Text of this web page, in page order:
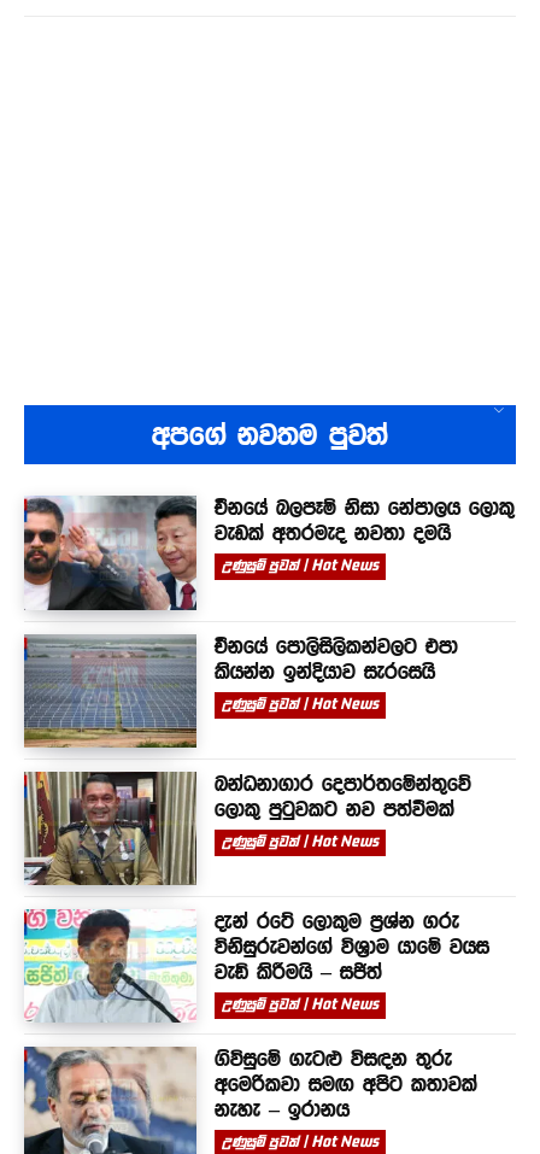
අපගේ නවතම පුවත්
චීනයේ බලපෑම් නිසා නේපාලය ලොකු
වැඩක් අතරමැද නවතා දමයි
උණුසුම් පුවත් | Hot News
චීනයේ පොලිසිලිකන්වලට එපා
කියන්න ඉන්දියාව සැරසෙයි
උණුසුම් පුවත් | Hot News
බන්ධනාගාර දෙපාර්තමේන්තුවේ
ලොකු පුටුවකට නව පත්වීමක්
උණුසුම් පුවත් | Hot News
දැන් රටේ ලොකුම ප්‍රශ්න ගරු
විනිසුරුවන්ගේ විශ්‍රාම යාමේ වයස
වැඩි කිරීමයි – සජිත්
උණුසුම් පුවත් | Hot News
ගිවිසුමේ ගැටළු විසඳන තුරු
අමෙරිකවා සමඟ අපිට කතාවක්
නැහැ – ඉරානය
උණුසුම් පුවත් | Hot News